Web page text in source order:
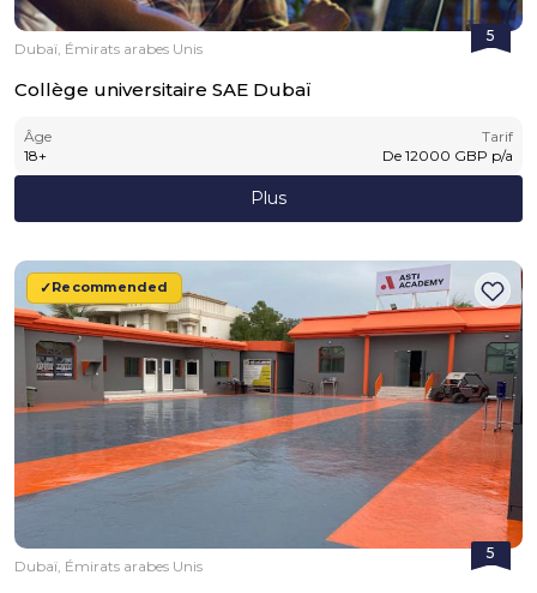
5
Dubaï, Émirats arabes Unis
Collège universitaire SAE Dubaï
Âge
18+
Tarif
De 12000 GBP p/a
Plus
Recommended
5
Dubaï, Émirats arabes Unis